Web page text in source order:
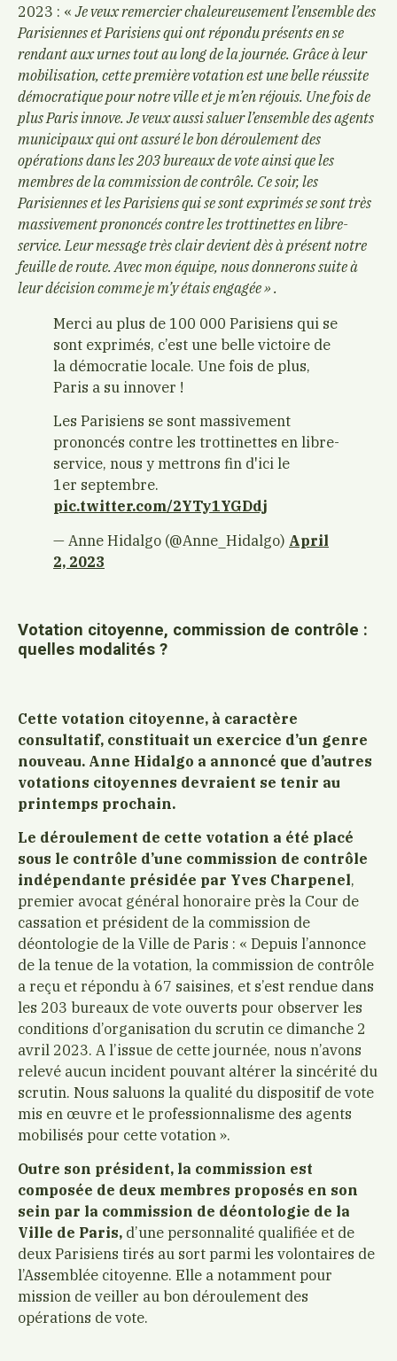
2023 : «Je veux remercier chaleureusement l’ensemble des
Parisiennes et Parisiens qui ont répondu présents en se
rendant aux urnes tout au long de la journée. Grâce à leur
mobilisation, cette première votation est une belle réussite
démocratique pour notre ville et je m’en réjouis. Une fois de
plus Paris innove. Je veux aussi saluer l’ensemble des agents
municipaux qui ont assuré le bon déroulement des
opérations dans les 203 bureaux de vote ainsi que les
membres de la commission de contrôle. Ce soir, les
Parisiennes et les Parisiens qui se sont exprimés se sont très
massivement prononcés contre les trottinettes en libre-
service. Leur message très clair devient dès à présent notre
feuille de route. Avec mon équipe, nous donnerons suite à
leur décision comme je m’y étais engagée » .
Merci au plus de 100 000 Parisiens qui se
sont exprimés, c’est une belle victoire de
la démocratie locale. Une fois de plus,
Paris a su innover !
Les Parisiens se sont massivement
prononcés contre les trottinettes en libre-
service, nous y mettrons fin d'ici le
1er septembre.
pic.twitter.com/2YTy1YGDdj
— Anne Hidalgo (@Anne_Hidalgo) April
2, 2023
Votation citoyenne, commission de contrôle :
quelles modalités ?
Cette votation citoyenne, à caractère
consultatif, constituait un exercice d’un genre
nouveau. Anne Hidalgo a annoncé que d’autres
votations citoyennes devraient se tenir au
printemps prochain.
Le déroulement de cette votation a été placé
sous le contrôle d’une commission de contrôle
indépendante présidée par Yves Charpenel,
premier avocat général honoraire près la Cour de
cassation et président de la commission de
déontologie de la Ville de Paris : « Depuis l’annonce
de la tenue de la votation, la commission de contrôle
a reçu et répondu à 67 saisines, et s’est rendue dans
les 203 bureaux de vote ouverts pour observer les
conditions d’organisation du scrutin ce dimanche 2
avril 2023. A l’issue de cette journée, nous n’avons
relevé aucun incident pouvant altérer la sincérité du
scrutin. Nous saluons la qualité du dispositif de vote
mis en œuvre et le professionnalisme des agents
mobilisés pour cette votation ».
Outre son président, la commission est
composée de deux membres proposés en son
sein par la commission de déontologie de la
Ville de Paris, d’une personnalité qualifiée et de
deux Parisiens tirés au sort parmi les volontaires de
l’Assemblée citoyenne. Elle a notamment pour
mission de veiller au bon déroulement des
opérations de vote.